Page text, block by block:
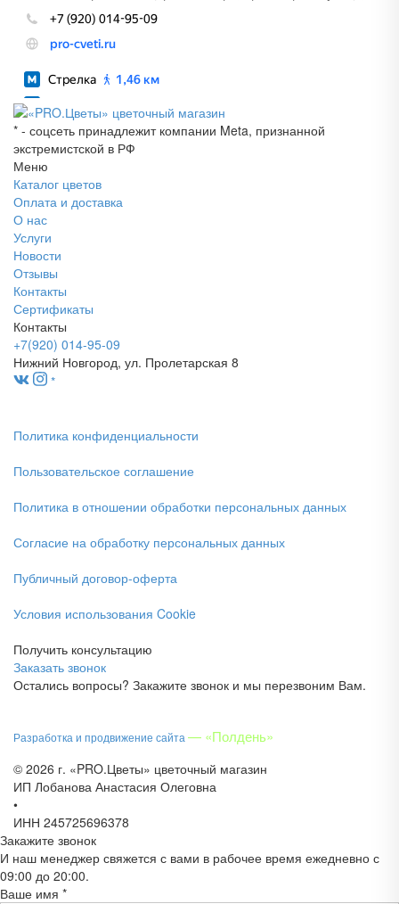
* - соцсеть принадлежит компании Meta, признанной
экстремистской в РФ
Меню
Каталог цветов
Оплата и доставка
О нас
Услуги
Новости
Отзывы
Контакты
Сертификаты
Контакты
+7(920) 014-95-09
Нижний Новгород, ул. Пролетарская 8
*
Политика конфиденциальности
Пользовательское соглашение
Политика в отношении обработки персональных данных
Согласие на обработку персональных данных
Публичный договор-оферта
Условия использования Cookie
Получить консультацию
Заказать звонок
Остались вопросы? Закажите звонок и мы перезвоним Вам.
Разработка и продвижение сайта— «Полдень»
© 2026 г. «PRO.Цветы» цветочный магазин
ИП Лобанова Анастасия Олеговна
•
ИНН 245725696378
Закажите звонок
И наш менеджер свяжется с вами в рабочее время ежедневно с
09:00 до 20:00.
Ваше имя *